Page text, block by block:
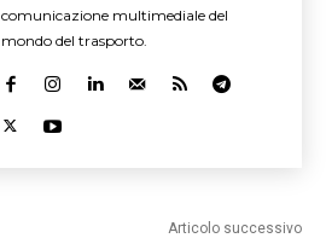
comunicazione multimediale del
mondo del trasporto.
Articolo successivo